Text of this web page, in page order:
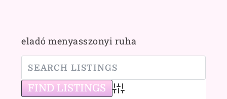
eladó menyasszonyi ruha
Advanced Search